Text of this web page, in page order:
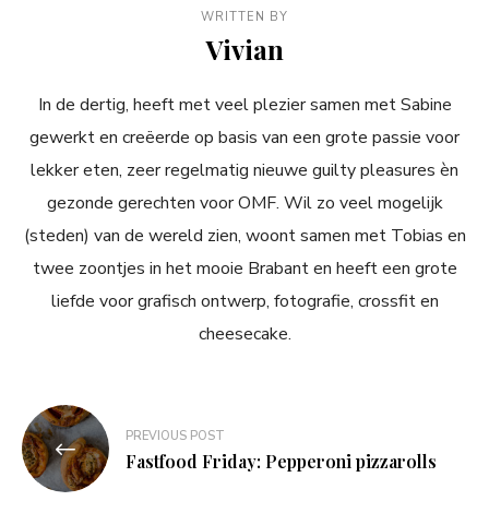
WRITTEN BY
Vivian
In de dertig, heeft met veel plezier samen met Sabine
gewerkt en creëerde op basis van een grote passie voor
lekker eten, zeer regelmatig nieuwe guilty pleasures èn
gezonde gerechten voor OMF. Wil zo veel mogelijk
(steden) van de wereld zien, woont samen met Tobias en
twee zoontjes in het mooie Brabant en heeft een grote
liefde voor grafisch ontwerp, fotografie, crossfit en
cheesecake.
Bericht
navigatie
PREVIOUS POST
Fastfood Friday: Pepperoni pizzarolls